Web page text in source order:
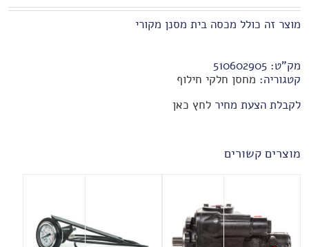
מוצר זה כולל מכסה בית מסנן מקורי
מק"ט: 510602905
קטגוריה: מחסן חלקי חילוף
לקבלת הצעת מחיר לחץ כאן
מוצרים קשורים